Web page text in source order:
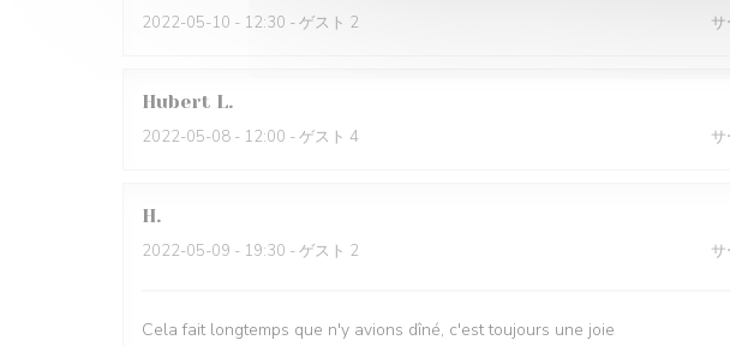
2022-05-10 - 12:30 - ゲスト 2
Hubert L
2022-05-08 - 12:00 - ゲスト 4
H
2022-05-09 - 19:30 - ゲスト 2
Cela fait longtemps que n'y avions dîné, c'est toujours une joie